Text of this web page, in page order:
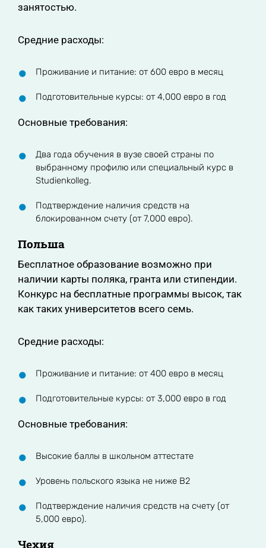
занятостью.
Средние расходы:
Проживание и питание: от 600 евро в месяц
Подготовительные курсы: от 4,000 евро в год
Основные требования:
Два года обучения в вузе своей страны по
выбранному профилю или специальный курс в
Studienkolleg.
Подтверждение наличия средств на
блокированном счету (от 7,000 евро).
Польша
Бесплатное образование возможно при
наличии карты поляка, гранта или стипендии.
Конкурс на бесплатные программы высок, так
как таких университетов всего семь.
Средние расходы:
Проживание и питание: от 400 евро в месяц
Подготовительные курсы: от 3,000 евро в год
Основные требования:
Высокие баллы в школьном аттестате
Уровень польского языка не ниже В2
Подтверждение наличия средств на счету (от
5,000 евро).
Чехия